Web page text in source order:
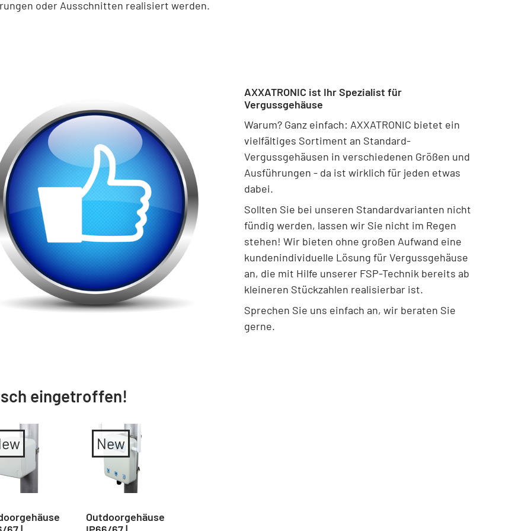
oder Ausschnitten realisiert werden.
AXXATRONIC ist Ihr Spezialist für
Vergussgehäuse
Warum? Ganz einfach: AXXATRONIC bietet ein
vielfältiges Sortiment an Standard-
Vergussgehäusen in verschiedenen Größen und
Ausführungen - da ist wirklich für jeden etwas
dabei.
Sollten Sie bei unseren Standardvarianten nicht
fündig werden, lassen wir Sie nicht im Regen
stehen! Wir bieten ohne großen Aufwand eine
kundenindividuelle Lösung für Vergussgehäuse
an, die mit Hilfe unserer FSP-Technik bereits ab
kleineren Stückzahlen realisierbar ist.
Sprechen Sie uns einfach an, wir beraten Sie
gerne.
eingetroffen!
New
Outdoorgehäuse